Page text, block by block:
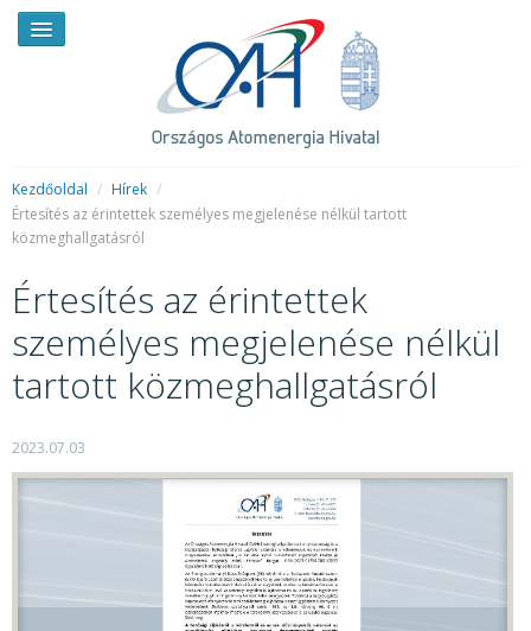
HÍREK
RENDKÍVÜLI HÍREK
SAJTÓSZOBA
HIRDETMÉNYEK
BEMUTATKOZÁS
FELADATOK
JOGI SZABÁLYOZÁS, ÚTMUTATÓK
Kezdőoldal / Hírek /
Értesítés az érintettek személyes megjelenése nélkül tartott
közmeghallgatásról
Értesítés az érintettek
személyes megjelenése nélkül
tartott közmeghallgatásról
2023.07.03